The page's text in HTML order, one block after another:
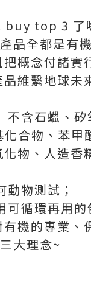
buy top 3 了
品全都是有
概念付諸實
維繫地球未
含石蠟、矽
化合物、苯甲
物、人造香
物測試；
可循環再用的
機的專業、
大理念~